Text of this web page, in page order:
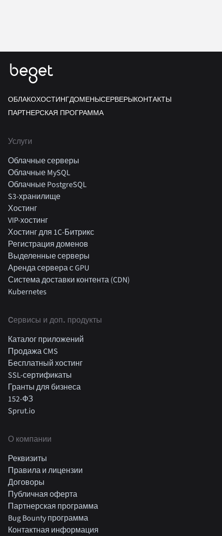
ОБЛАКОХОСТИНГДОМЕНЫСЕРВЕРЫКОНТАКТЫ
ПАРТНЕРСКАЯ ПРОГРАММА
Услуги
Облачные серверы
Облачные MySQL
Облачные PostgreSQL
S3-хранилище
Хостинг
VIP-хостинг
Хостинг для 1C-Битрикс
Регистрация доменов
Выделенные серверы
Аренда сервера с GPU
Система доставки контента (CDN)
Kubernetes
Cервисы и доп. продукты
Каталог приложений
Продажа CMS
Бесплатный хостинг
SSL-сертификаты
Гранты для бизнеса
152-ФЗ
Sprut.io
О компании
Реквизиты
Правила и лицензии
Договоры
Публичная оферта
Партнерская программа
Bug Bounty программа
Контактная информация